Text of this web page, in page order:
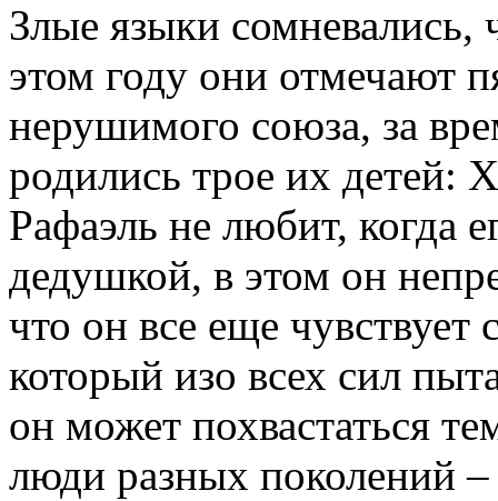
Злые языки сомневались,
этом году они отмечают
нерушимого союза, за
родились трое их детей:
Рафаэль не любит, когда
дедушкой, в этом он
что он все еще
который изо всех сил
он может похвастаться
люди разных поколений –